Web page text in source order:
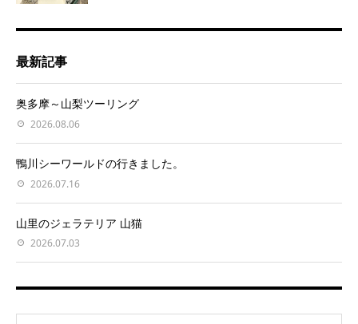
最新記事
奥多摩～山梨ツーリング
2026.08.06
鴨川シーワールドの行きました。
2026.07.16
山里のジェラテリア 山猫
2026.07.03